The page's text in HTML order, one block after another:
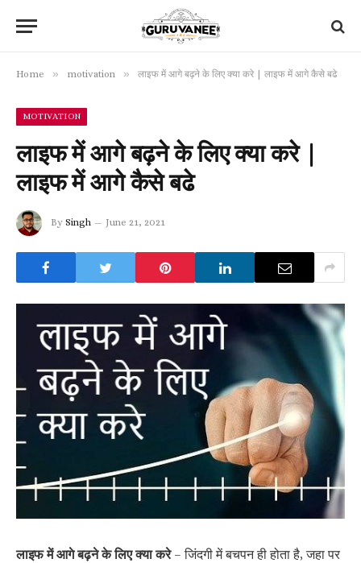
Home » motivation » लाइफ में आगे बढ़ने के लिए क्या करे | लाइफ में आगे कैसे बढे
MOTIVATION
लाइफ में आगे बढ़ने के लिए क्या करे |
लाइफ में आगे कैसे बढे
By Singh June 21, 2021
लाइफ में आगे बढ़ने के लिए क्या करे– जिंदगी में बचपन ही होता है, जहा पर